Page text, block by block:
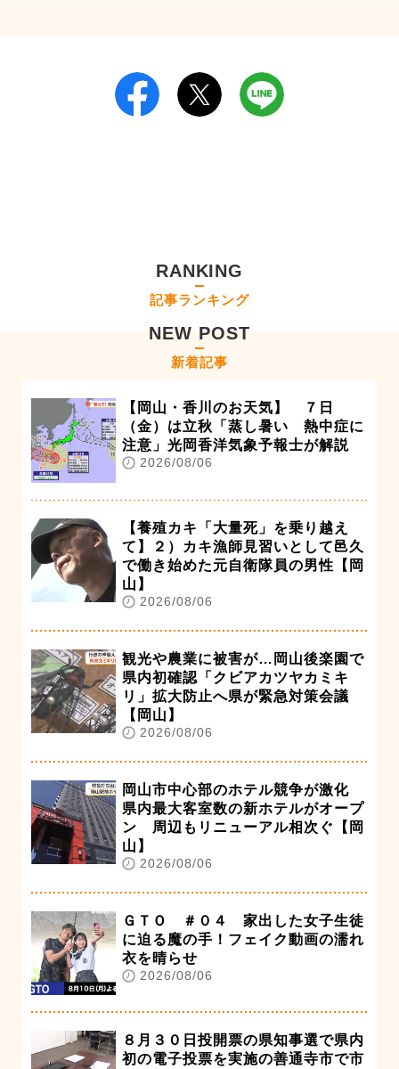
RANKING
記事ランキング
NEW POST
新着記事
【岡山・香川のお天気】 ７日
（金）は立秋「蒸し暑い 熱中症に
注意」光岡香洋気象予報士が解説
2026/08/06
【養殖カキ「大量死」を乗り越え
て】２）カキ漁師見習いとして邑久
で働き始めた元自衛隊員の男性【岡
山】
2026/08/06
観光や農業に被害が…岡山後楽園で
県内初確認「クビアカツヤカミキ
リ」拡大防止へ県が緊急対策会議
【岡山】
2026/08/06
岡山市中心部のホテル競争が激化
県内最大客室数の新ホテルがオープ
ン 周辺もリニューアル相次ぐ【岡
山】
2026/08/06
ＧＴＯ ＃０４ 家出した女子生徒
に迫る魔の手！フェイク動画の濡れ
衣を晴らせ
2026/08/06
８月３０日投開票の県知事選で県内
初の電子投票を実施の善通寺市で市